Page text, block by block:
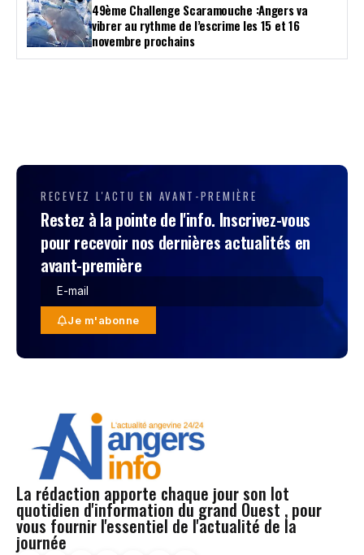
49ème Challenge Scaramouche :Angers va
vibrer au rythme de l’escrime les 15 et 16
novembre prochains
RECEVEZ L'ACTU EN AVANT-PREMIÈRE
Restez à la pointe de l'info. Inscrivez-vous
pour recevoir nos dernières actualités en
avant-première
Je m'abonne
La rédaction apporte chaque jour son lot
quotidien d'information du grand Ouest , pour
vous fournir l'essentiel de l'actualité de la
journée